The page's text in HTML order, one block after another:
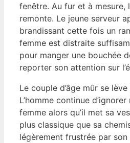
fenêtre. Au fur et à mesure,
remonte. Le jeune serveur
brandissant cette fois un
femme est distraite
pour manger une bouchée
reporter son attention sur
Le couple d’âge mûr se
L’homme continue
femme alors qu’il met sa
plus classique que sa
légèrement frustrée par